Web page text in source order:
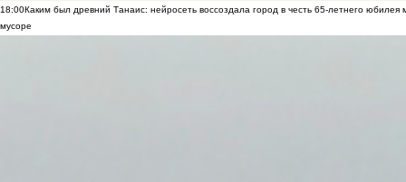
18:00Каким был древний Танаис: нейросеть воссоздала город в честь 65-летнего юбилея
мусоре